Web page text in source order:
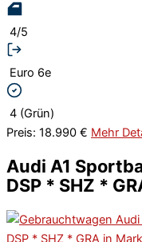
4/5
Euro 6e
4 (Grün)
Preis: 18.990 € Mehr
Audi A1
DSP * SHZ *